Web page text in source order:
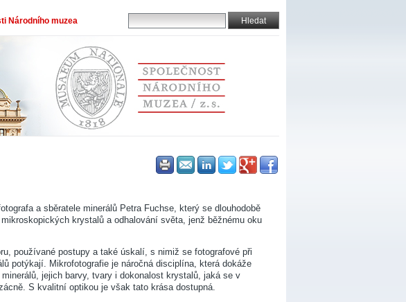
Národního muzea
a sběratele minerálů Petra Fuchse, který se dlouhodobě
krystalů a odhalování světa, jenž běžnému oku
používané postupy a také úskalí, s nimiž se fotografové při
potýkají. Mikrofotografie je náročná disciplína, která dokáže
jejich barvy, tvary i dokonalost krystalů, jaká se v
S kvalitní optikou je však tato krása dostupná.